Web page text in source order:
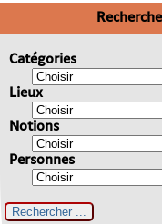
Catégories
Lieux
Notions
Personnes